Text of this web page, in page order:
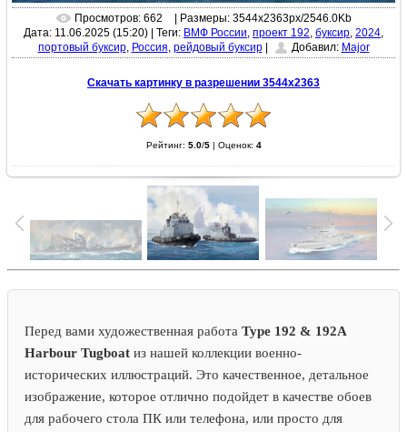
Просмотров: 662
| Размеры: 3544x2363px/2546.0Kb
Дата: 11.06.2025 (15:20)
Теги: ВМФ России, проект 192, буксир, 2024,
портовый буксир, Россия, рейдовый буксир| Добавил: Major
Скачать картинку в разрешении 3544x2363
Рейтинг: 5.0/5| Оценок: 4
Перед вами художественная работа Type 192 & 192A
Harbour Tugboat из нашей коллекции военно-
исторических иллюстраций. Это качественное, детальное
изображение, которое отлично подойдет в качестве обоев
для рабочего стола ПК или телефона, или просто для